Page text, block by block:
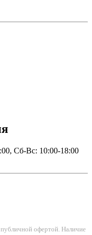
Сб-Вс: 10:00-18:00
офертой. Наличие